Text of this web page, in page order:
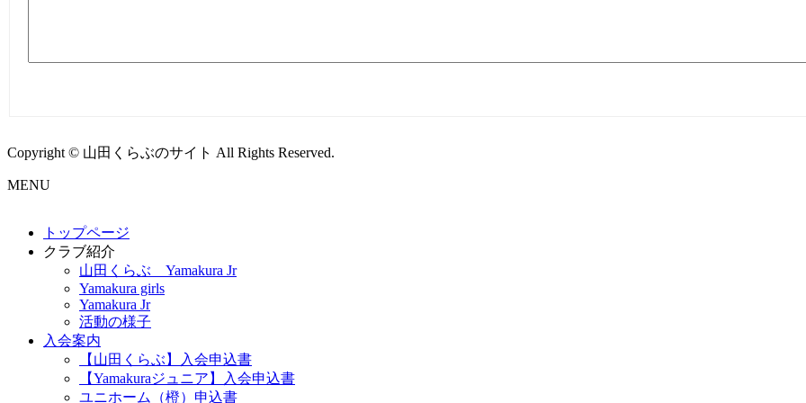
Copyright © 山田くらぶのサイト All Rights Reserved.
MENU
トップページ
クラブ紹介
山田くらぶ Yamakura Jr
Yamakura girls
Yamakura Jr
活動の様子
入会案内
【山田くらぶ】入会申込書
【Yamakuraジュニア】入会申込書
ユニホーム（橙）申込書